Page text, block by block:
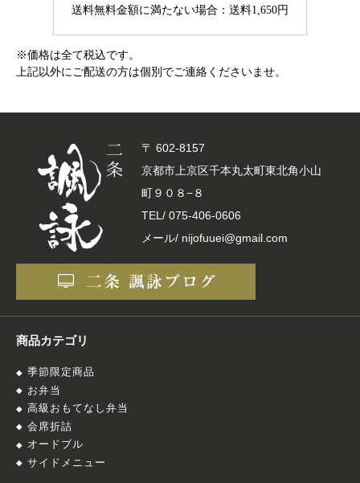
送料無料金額に満たない場合：送料1,650円
※価格は全て税込です。
上記以外にご配送の方は個別でご連絡くださいませ。
〒 602-8157
京都市上京区千本丸太町東北角小山
町９０８−８
TEL/ 075-406-0606
メール/ nijofuuei@gmail.com
商品カテゴリ
季節限定商品
お弁当
高級おもてなし弁当
会席折詰
オードブル
サイドメニュー